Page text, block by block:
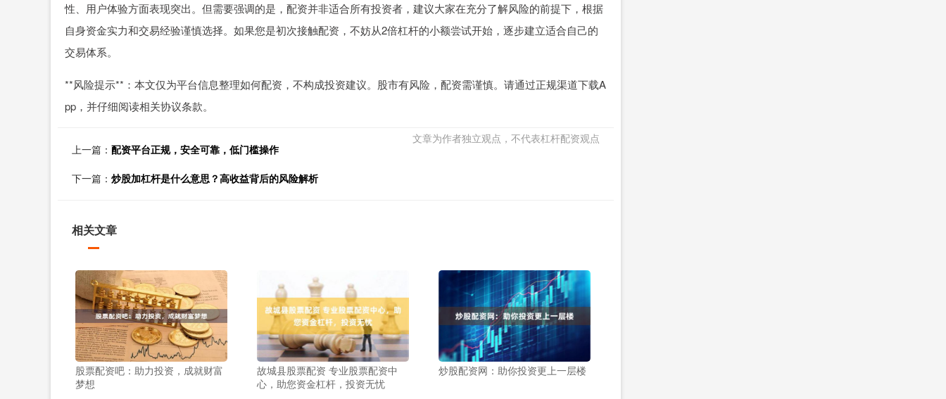
性、用户体验方面表现突出。但需要强调的是，配资并非适合所有投资者，建议大家在充分了解风险的前提下，根据
自身资金实力和交易经验谨慎选择。如果您是初次接触配资，不妨从2倍杠杆的小额尝试开始，逐步建立适合自己的
交易体系。
**风险提示**：本文仅为平台信息整理如何配资，不构成投资建议。股市有风险，配资需谨慎。请通过正规渠道下载A
pp，并仔细阅读相关协议条款。
文章为作者独立观点，不代表杠杆配资观点
上一篇： 配资平台正规，安全可靠，低门槛操作
下一篇： 炒股加杠杆是什么意思？高收益背后的风险解析
相关文章
股票配资吧：助力投资，成就财富
梦想
故城县股票配资 专业股票配资中
心，助您资金杠杆，投资无忧
炒股配资网：助你投资更上一层楼